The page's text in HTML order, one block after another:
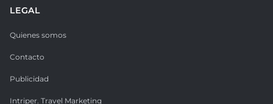
LEGAL
Quienes somos
Contacto
Publicidad
Intriper. Travel Marketing